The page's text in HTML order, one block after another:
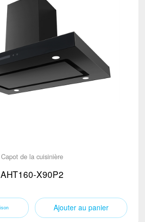
Capot de la cuisinière
AHT160-X90P2
Ajouter au panier